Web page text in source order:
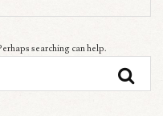
searching can help.